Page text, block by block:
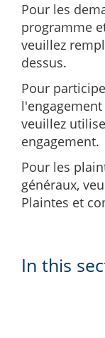
Pour les
programme
veuillez
dessus.
Pour
veuillez
engagement.
Pour les
généraux,
Plaintes et
In this